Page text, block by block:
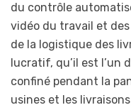
du contrôle
vidéo du travail et
de la logistique des
lucratif, qu’il est l’un
confiné pendant la
usines et les